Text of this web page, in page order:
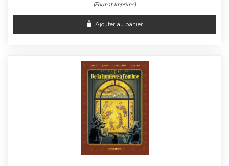
(Format Imprimé)
Ajouter au panier